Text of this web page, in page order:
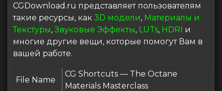
CGDownload.ru представляет пользователям
такие ресурсы, как 3D модели, Материалы и
Текстуры,Звуковые Эффекты, LUTs, HDRI и
многие другие вещи, которые помогут Вам в
вашей работе.
File Name
CG Shortcuts — The Octane
Materials Masterclass